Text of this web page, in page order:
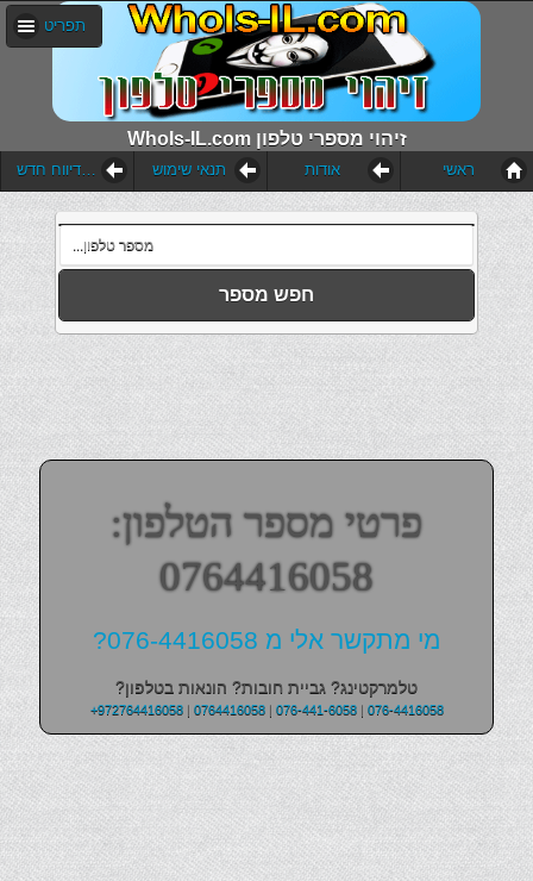
WhoIs-IL.com זיהוי מספרי טלפון
תפריט
הוסף דיווח חדש תנאי שימוש אודות ראשי
חפש מספר
פרטי מספר הטלפון:
0764416058
מי מתקשר אלי מ 076-4416058?
טלמרקטינג? גביית חובות? הונאות בטלפון?
+972764416058| 0764416058| 076-441-6058| 076-4416058